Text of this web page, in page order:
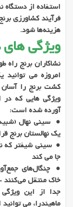
استفاده از دستگاه
فرآیند کشاورزی
هزینه‌ها شود.
ویژگی های
نشاکاران برنج راه
امروزه می توانید
کشت برنج را آسان
ویژگی هایی که در
آورده شده است:
● سینی نهال
یک نهالستان برنج
● سینی شیفتر که
جا می کند
● چنگال‌های
خاک منتقل می‌کنند
جدا از این
ماهیندرا، می